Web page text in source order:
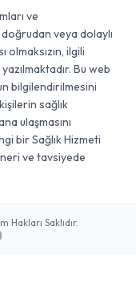
ve
veya dolaylı
ilgili
Bu web
bilgilendirilmesini
sağlık
ulaşmasını
bir Sağlık Hizmeti
ve tavsiyede
Saklıdır.